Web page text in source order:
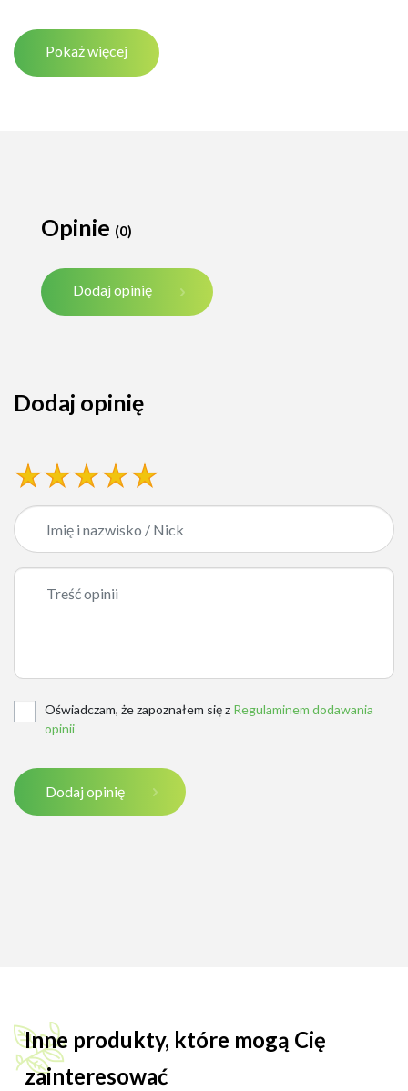
Pokaż więcej
Opinie (0)
Dodaj opinię
Dodaj opinię
Oświadczam, że zapoznałem się z Regulaminem dodawania
opinii
Dodaj opinię
Inne produkty, które mogą Cię
zainteresować